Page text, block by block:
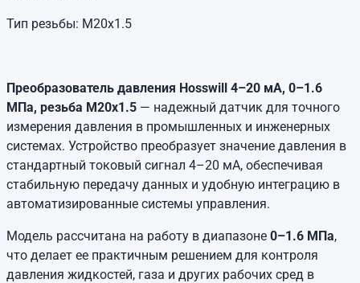
Тип резьбы: М20х1.5
Преобразователь давления Hosswill 4–20 мА, 0–1.6
МПа, резьба M20x1.5 — надежный датчик для точного
измерения давления в промышленных и инженерных
системах. Устройство преобразует значение давления в
стандартный токовый сигнал 4–20 мА, обеспечивая
стабильную передачу данных и удобную интеграцию в
автоматизированные системы управления.
Модель рассчитана на работу в диапазоне 0–1.6 МПа,
что делает ее практичным решением для контроля
давления жидкостей, газа и других рабочих сред в